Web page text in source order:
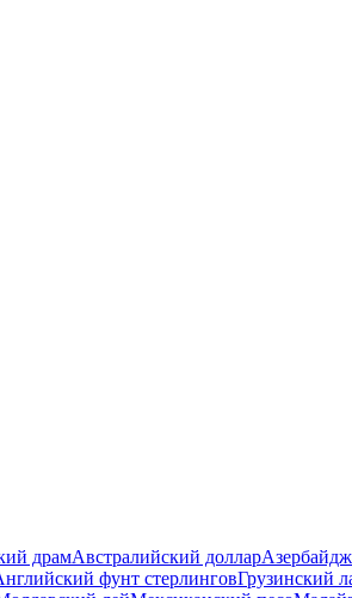
драмАвстралийский доллар
фунт стерлинговГрузинский